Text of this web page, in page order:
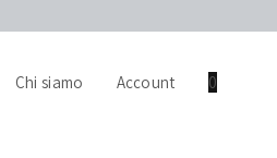
Chi siamo Account 0